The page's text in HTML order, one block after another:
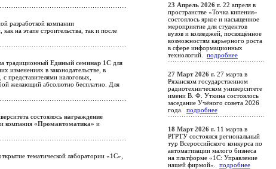
разработкой компании
на этапе строительства, так и после
традиционный Единый семинар 1С для
изменениях в законодательстве, в
представителями налоговых,
желающий абсолютно бесплатно. Для
состоялось награждение
компания «Промавтоматика» и
тематической лаборатории «1С»,
23 Апрель 2026 г. 22 апреля в
пространстве «Точка кипения»
состоялось яркое и насыщенное
мероприятие для студентов
вузов и колледжей, посвящённое
возможностям карьерного роста
в сфере информационных
технологий. подробнее
27 Март 2026 г. 27 марта в
Рязанском государственном
радиотехническом университете
имени В. Ф. Уткина состоялось
заседание Учёного совета 2026
года. подробнее
18 Март 2026 г. 11 марта в
РГРТУ состоялся региональный
тур Всероссийского конкурса по
автоматизации малого бизнеса
на платформе «1С: Управление
нашей фирмой». подробнее